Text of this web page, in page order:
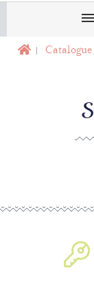
Catalogue